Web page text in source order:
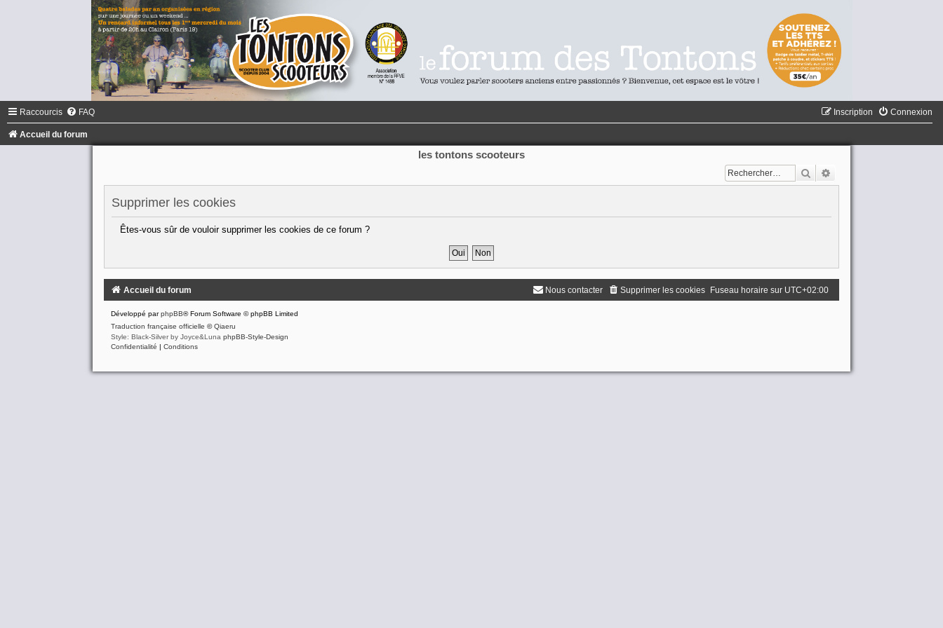
Raccourcis FAQ Connexion
Inscription
Accueil du forum
les tontons scooteurs
Rechercher
Supprimer les cookies
Êtes-vous sûr de vouloir supprimer les cookies de ce forum ?
Accueil du forum Fuseau horaire sur UTC+02:00
Supprimer les cookies
Nous contacter
Développé parphpBB® Forum Software © phpBB Limited
Traduction française officielle ©Qiaeru
Style: Black-Silver by Joyce&Luna phpBB-Style-Design
Confidentialité | Conditions